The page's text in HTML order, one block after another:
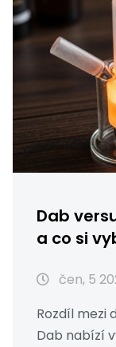
Dab
a co si
čen, 5
Rozdíl mezi
Dab nabízí